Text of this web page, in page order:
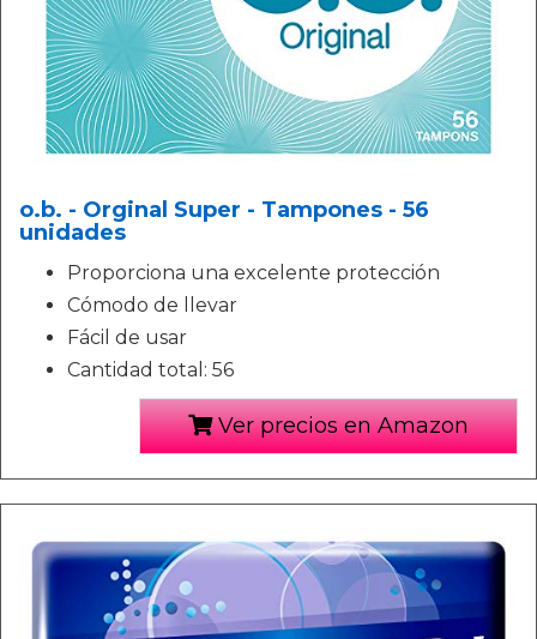
o.b. - Orginal Super - Tampones - 56
unidades
Proporciona una excelente protección
Cómodo de llevar
Fácil de usar
Cantidad total: 56
Ver precios en Amazon